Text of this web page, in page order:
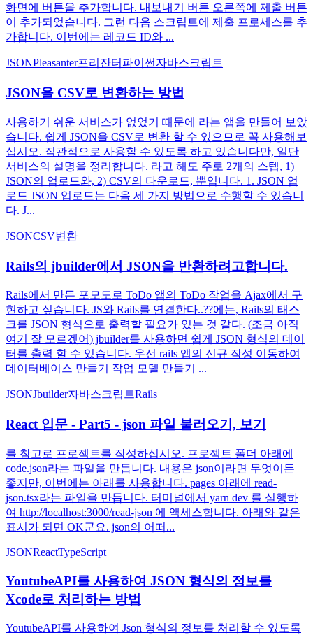
화면에 버튼을 추가합니다. 내보내기 버튼 오른쪽에 제출 버튼
이 추가되었습니다. 그런 다음 스크립트에 제출 프로세스를 추
가합니다. 이번에는 레코드 ID와 ...
JSONPleasanter프리잔터 파이썬자바스크립트
JSON을 CSV로 변환하는 방법
사용하기 쉬운 서비스가 없었기 때문에 라는 앱을 만들어 보았
습니다. 쉽게 JSON을 CSV로 변환 할 수 있으므로 꼭 사용해보
십시오. 직관적으로 사용할 수 있도록 하고 있습니다만, 일단
서비스의 설명을 정리합니다. 라고 해도 주로 2개의 스텝, 1)
JSON의 업로드와, 2) CSV의 다운로드, 뿐입니다. 1. JSON 업
로드 JSON 업로드는 다음 세 가지 방법으로 수행할 수 있습니
다. J...
JSONCSV변환
Rails의 jbuilder에서 JSON을 반환하려고합니다.
Rails에서 만든 포모도로 ToDo 앱의 ToDo 작업을 Ajax에서 구
현하고 싶습니다. JS와 Rails를 연결한다..??에는, Rails의 태스
크를 JSON 형식으로 출력할 필요가 있는 것 같다. (조금 아직
여기 잘 모르겠어) jbuilder를 사용하면 쉽게 JSON 형식의 데이
터를 출력 할 수 있습니다. 우선 rails 앱의 신규 작성 이동하여
데이터베이스 만들기 작업 모델 만들기 ...
JSONJbuilder자바스크립트Rails
React 입문 - Part5 - json 파일 불러오기, 보기
를 참고로 프로젝트를 작성하십시오. 프로젝트 폴더 아래에
code.json라는 파일을 만듭니다. 내용은 json이라면 무엇이든
좋지만, 이번에는 아래를 사용합니다. pages 아래에 read-
json.tsx라는 파일을 만듭니다. 터미널에서 yarn dev 를 실행하
여 http://localhost:3000/read-json 에 액세스합니다. 아래와 같은
표시가 되면 OK군요. json의 어떠...
JSONReactTypeScript
YoutubeAPI를 사용하여 JSON 형식의 정보를
Xcode로 처리하는 방법
YoutubeAPI를 사용하여 Json 형식의 정보를 처리할 수 있도록